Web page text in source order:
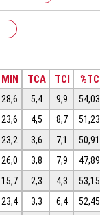
MIN TCA TCI %TC
28,6 5,4 9,9
54,03
23,6 4,5 8,7
51,23
23,2 3,6 7,1
50,91
26,0 3,8 7,9
47,89
15,7 2,3 4,3
53,15
23,4 3,3 6,4
52,45